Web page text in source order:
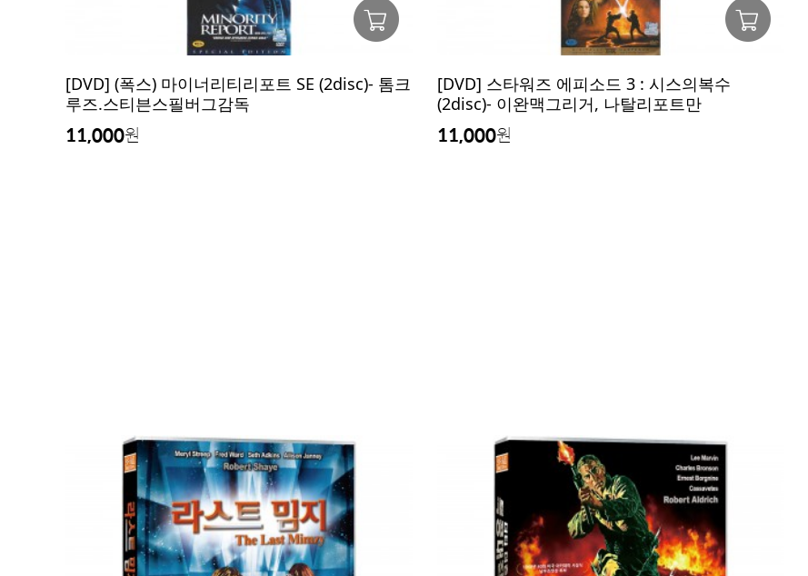
[DVD] (폭스) 마이너리티리포트 SE (2disc)- 톰크
루즈.스티븐스필버그감독
11,000원
[DVD] 스타워즈 에피소드 3 : 시스의복수
(2disc)- 이완맥그리거, 나탈리포트만
11,000원